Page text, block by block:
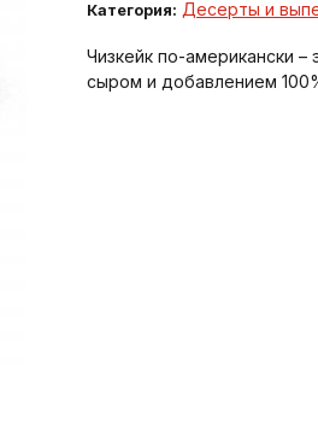
Категория: Десерты и
Чизкейк по-американски
сыром и добавлением